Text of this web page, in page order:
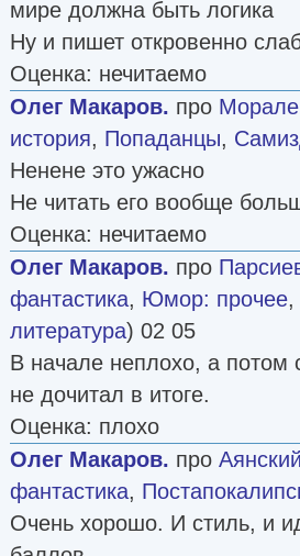
мире должна быть логика
Ну и пишет откровенно
Оценка: нечитаемо
Олег Макаров. про Морале
история, Попаданцы,
Ненене это ужасно
Не читать его вообще
Оценка: нечитаемо
Олег Макаров. про
фантастика, Юмор: прочее,
литература) 02 05
В начале неплохо, а потом
не дочитал в итоге.
Оценка: плохо
Олег Макаров. про Аянский
фантастика,
Очень хорошо. И стиль, и